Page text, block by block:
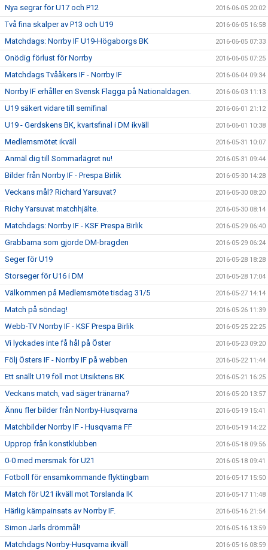
Nya segrar för U17 och P12 2016-06-05 20:02
Två fina skalper av P13 och U19 2016-06-05 16:58
Matchdags: Norrby IF U19-Högaborgs BK 2016-06-05 07:33
Onödig förlust för Norrby 2016-06-05 07:25
Matchdags Tvååkers IF - Norrby IF 2016-06-04 09:34
Norrby IF erhåller en Svensk Flagga på Nationaldagen. 2016-06-03 11:13
U19 säkert vidare till semifinal 2016-06-01 21:12
U19 - Gerdskens BK, kvartsfinal i DM ikväll 2016-06-01 10:38
Medlemsmötet ikväll 2016-05-31 10:07
Anmäl dig till Sommarlägret nu! 2016-05-31 09:44
Bilder från Norrby IF - Prespa Birlik 2016-05-30 14:28
Veckans mål? Richard Yarsuvat? 2016-05-30 08:20
Richy Yarsuvat matchhjälte. 2016-05-30 08:14
Matchdags: Norrby IF - KSF Prespa Birlik 2016-05-29 06:40
Grabbarna som gjorde DM-bragden 2016-05-29 06:24
Seger för U19 2016-05-28 18:28
Storseger för U16 i DM 2016-05-28 17:04
Välkommen på Medlemsmöte tisdag 31/5 2016-05-27 14:14
Match på söndag! 2016-05-26 11:39
Webb-TV Norrby IF - KSF Prespa Birlik 2016-05-25 22:25
Vi lyckades inte få hål på Öster 2016-05-23 09:20
Följ Östers IF - Norrby IF på webben 2016-05-22 11:44
Ett snällt U19 föll mot Utsiktens BK 2016-05-21 16:25
Veckans match, vad säger tränarna? 2016-05-20 13:57
Ännu fler bilder från Norrby-Husqvarna 2016-05-19 15:41
Matchbilder Norrby IF - Husqvarna FF 2016-05-19 14:22
Upprop från konstklubben 2016-05-18 09:56
0-0 med mersmak för U21 2016-05-18 09:41
Fotboll för ensamkommande flyktingbarn 2016-05-17 15:50
Match för U21 ikväll mot Torslanda IK 2016-05-17 11:48
Härlig kämpainsats av Norrby IF. 2016-05-16 21:54
Simon Jarls drömmål! 2016-05-16 13:59
Matchdags Norrby-Husqvarna ikväll 2016-05-16 08:59